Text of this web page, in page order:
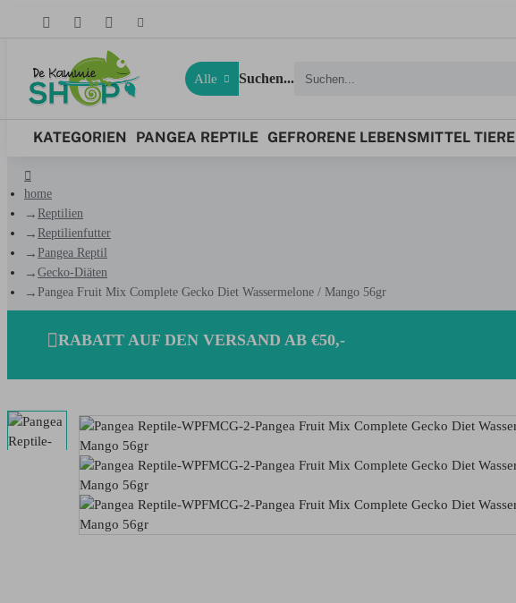
Alle Suchen...
KATEGORIEN PANGEA REPTILE GEFRORENE LEBENSMITTEL TIERE
home
Reptilien
Reptilienfutter
Pangea Reptil
Gecko-Diäten
Pangea Fruit Mix Complete Gecko Diet Wassermelone / Mango 56gr
RABATT AUF DEN VERSAND AB €50,-